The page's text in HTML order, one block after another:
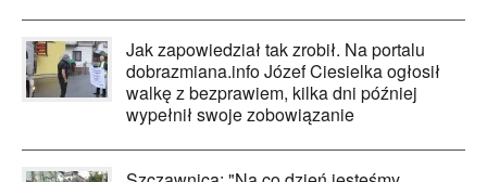
Jak zapowiedział tak zrobił. Na portalu
dobrazmiana.info Józef Ciesielka ogłosił
walkę z bezprawiem, kilka dni później
wypełnił swoje zobowiązanie